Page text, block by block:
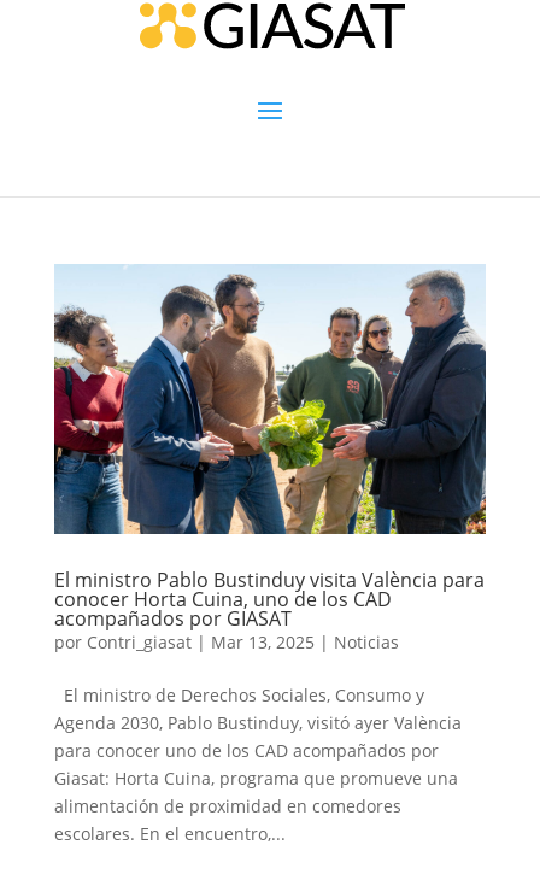
El ministro Pablo Bustinduy visita València para
conocer Horta Cuina, uno de los CAD
acompañados por GIASAT
por Contri_giasat| Mar 13, 2025 | Noticias
El ministro de Derechos Sociales, Consumo y
Agenda 2030, Pablo Bustinduy, visitó ayer València
para conocer uno de los CAD acompañados por
Giasat: Horta Cuina, programa que promueve una
alimentación de proximidad en comedores
escolares. En el encuentro,...